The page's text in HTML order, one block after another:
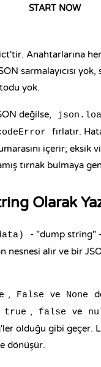
START NOW
Anahtarlarına
sarmalayıcısı
yok.
değilse,
fırlatır.
içerir; eksik
tırnak bulmaya
Olarak
- "dump string"
nesnesi alır ve bir
, False ve None
true , false ve
olduğu gibi geçer.
dönüşür.